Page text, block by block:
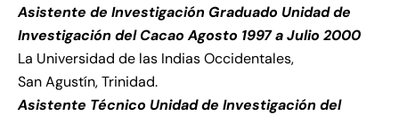
Asistente de Investigación Graduado Unidad de
Investigación del Cacao Agosto 1997 a Julio 2000
La Universidad de las Indias Occidentales,
San Agustín, Trinidad.
Asistente Técnico Unidad de Investigación del